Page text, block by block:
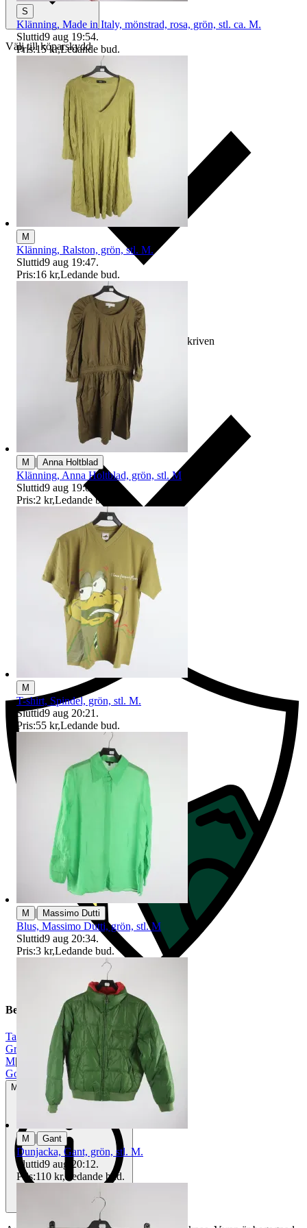
Välj till köparskydd
Ersättning om varan inte är som beskriven
Ersättning om du inte får din vara
Beskrivning
Tamaris
Grön
M|
Gott använt skick
Mindre tecken på användning
S
Klänning, Made in Italy, mönstrad, rosa, grön, stl. ca. M.
Sluttid9 aug 19:54.
Pris:15 kr,Ledande bud.
M
Klänning, Ralston, grön, stl. M.
Sluttid9 aug 19:47.
Pris:16 kr,Ledande bud.
M | Anna Holtblad
Klänning, Anna Holtblad, grön, stl. M
Sluttid9 aug 19:05
Pris:2 kr,Ledande bud
M
T-shirt, Spindel, grön, stl. M.
Sluttid9 aug 20:21 .
Pris:55 kr,Ledande bud.
M | Massimo Dutti
Blus, Massimo Dutti, grön, stl. M
Sluttid9 aug 20:34.
Pris:3 kr,Ledande bud.
M | Gant
Dunjacka, Gant, grön, stl. M.
Sluttid9 aug 20:12.
Pris:110 kr,Ledande bud.